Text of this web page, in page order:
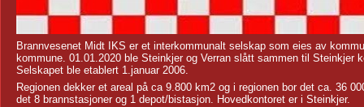
Brannvesenet Midt IKS er et interkommunalt selskap som eies av
kommune. 01.01.2020 ble Steinkjer og Verran slått sammen til Steinkjer
Selskapet ble etablert 1.januar 2006.
Regionen dekker et areal på ca 9.800 km2 og i regionen bor det ca. 36
det 8 brannstasjoner og 1 depot/bistasjon. Hovedkontoret er i Steinkjer.